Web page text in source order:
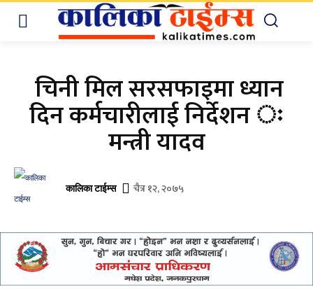
चिनी मिल सरसफाइमा ध्यान
दिन कर्मचारीलाई निर्देशन ः
मन्त्री यादव
कालिका टाईम्स चैत्र १२, २०७५